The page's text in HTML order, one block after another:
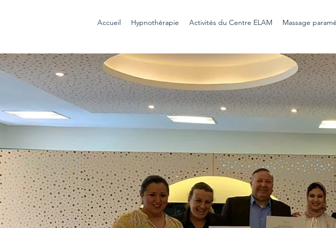
Accueil Hypnothérapie Activités du Centre ELAM Massage